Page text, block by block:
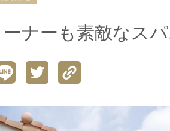
ナーも素敵なス